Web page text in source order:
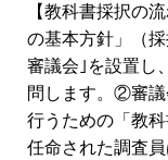
【教科書採択の
の基本方針」（
審議会｣を設置し
問します。②審議
行うための「教
任命された調査